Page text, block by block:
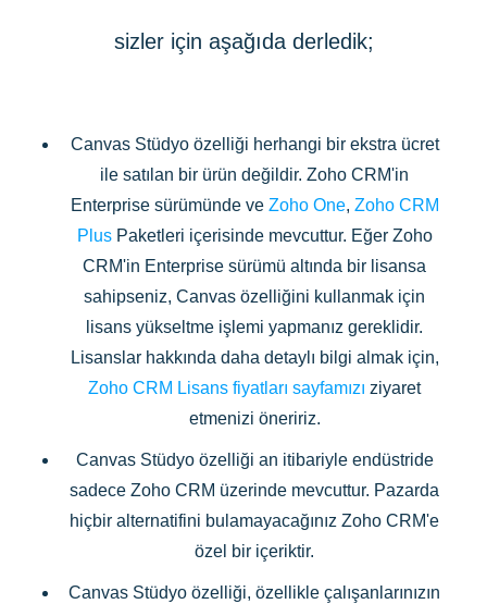
sizler için aşağıda derledik;
Canvas Stüdyo özelliği herhangi bir ekstra ücret
ile satılan bir ürün değildir. Zoho CRM'in
Enterprise sürümünde ve Zoho One, Zoho CRM
PlusPaketleri içerisinde mevcuttur. Eğer Zoho
CRM'in Enterprise sürümü altında bir lisansa
sahipseniz, Canvas özelliğini kullanmak için
lisans yükseltme işlemi yapmanız gereklidir.
Lisanslar hakkında daha detaylı bilgi almak için,
Zoho CRM Lisans fiyatları sayfamızı ziyaret
etmenizi öneririz.
Canvas Stüdyo özelliği an itibariyle endüstride
sadece Zoho CRM üzerinde mevcuttur. Pazarda
hiçbir alternatifini bulamayacağınız Zoho CRM'e
özel bir içeriktir.
Canvas Stüdyo özelliği, özellikle çalışanlarınızın